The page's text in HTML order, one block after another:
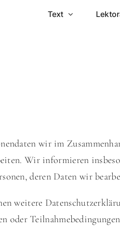
Text
wir im
Wir informieren
deren Daten wir
weitere
oder